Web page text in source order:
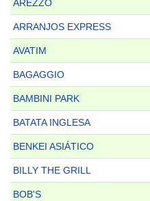
AREZZO
ARRANJOS EXPRESS
AVATIM
BAGAGGIO
BAMBINI PARK
BATATA INGLESA
BENKEI ASIÁTICO
BILLY THE GRILL
BOB'S